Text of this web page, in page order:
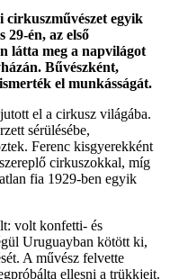
cirkuszművészet egyik
29-én, az első
látta meg a napvilágot
Bűvészként,
el munkásságát.
el a cirkusz világába.
sérülésébe,
Ferenc kisgyerekként
cirkuszokkal, míg
fia 1929-ben egyik
volt konfetti- és
Uruguayban kötött ki,
A művész felvette
ellesni a trükkjeit.